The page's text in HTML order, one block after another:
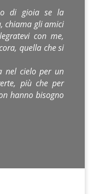
di gioia se la
chiama gli amici
con me,
quella che si
nel cielo per un
più che per
hanno bisogno